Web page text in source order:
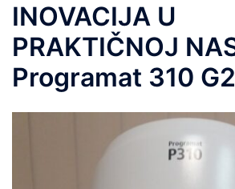
INOVACIJA U
PRAKTIČNOJ
Programat 310 G2